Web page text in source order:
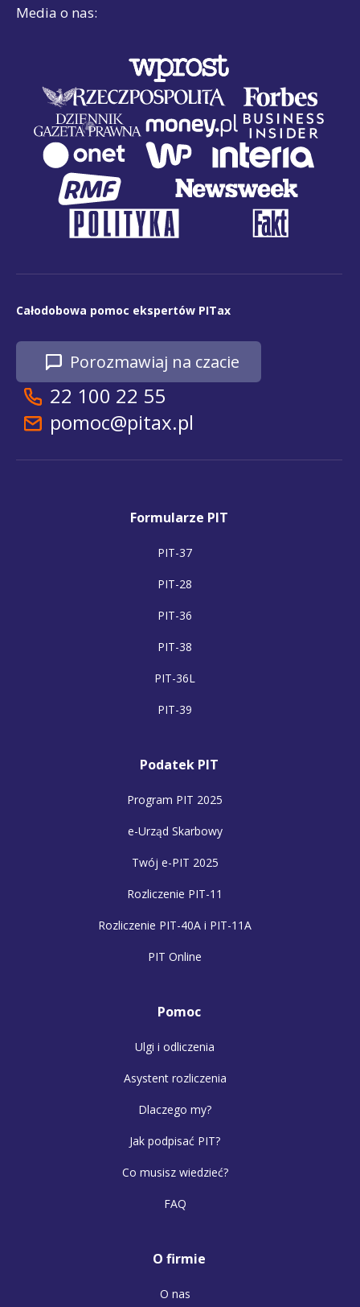
Media o nas:
Całodobowa pomoc ekspertów PITax
Porozmawiaj na czacie
22 100 22 55
pomoc@pitax.pl
Formularze PIT
PIT-37
PIT-28
PIT-36
PIT-38
PIT-36L
PIT-39
Podatek PIT
Program PIT 2025
e-Urząd Skarbowy
Twój e-PIT 2025
Rozliczenie PIT-11
Rozliczenie PIT-40A i PIT-11A
PIT Online
Pomoc
Ulgi i odliczenia
Asystent rozliczenia
Dlaczego my?
Jak podpisać PIT?
Co musisz wiedzieć?
FAQ
O firmie
O nas